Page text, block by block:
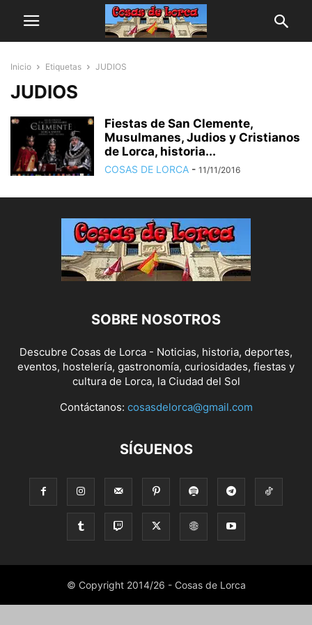
Inicio Etiquetas JUDIOS
JUDIOS
Fiestas de San Clemente,
Musulmanes, Judios y Cristianos
de Lorca, historia...
COSAS DE LORCA - 11/11/2016
SOBRE NOSOTROS
Descubre Cosas de Lorca - Noticias, historia, deportes,
eventos, hostelería, gastronomía, curiosidades, fiestas y
cultura de Lorca, la Ciudad del Sol
Contáctanos: cosasdelorca@gmail.com
SÍGUENOS
© Copyright 2014/26 - Cosas de Lorca